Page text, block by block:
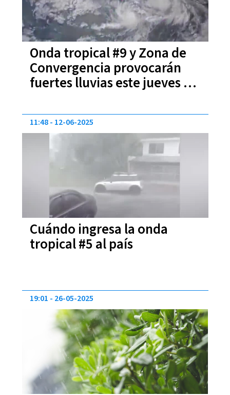
Onda tropical #9 y Zona de
Convergencia provocarán
fuertes lluvias este jueves en
Cuándo ingresa la onda
tropical #5 al país
11:48 12-06-2025
19:01 26-05-2025